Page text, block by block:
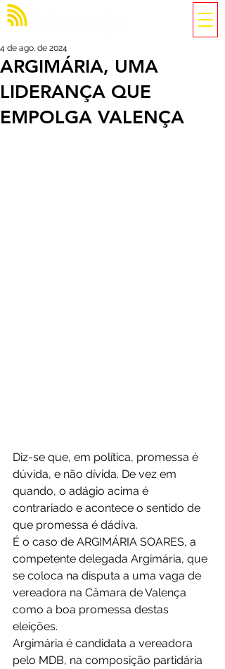
ARGIMÁRIA, UMA
LIDERANÇA QUE
EMPOLGA VALENÇA
4 de ago. de 2024
Diz-se que, em política, promessa é
dúvida, e não dívida. De vez em
quando, o adágio acima é
contrariado e acontece o sentido de
que promessa é dádiva.
É o caso de ARGIMÁRIA SOARES, a
competente delegada Argimária, que
se coloca na disputa a uma vaga de
vereadora na Câmara de Valença
como a boa promessa destas
eleições.
Argimária é candidata a vereadora
pelo MDB, na composição partidária